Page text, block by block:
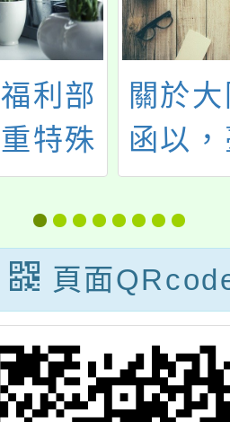
利部
特殊
隔離
間防疫
」發布
檔
關於
函以
領有
分證
均屬
區與
民關
條之1
頁面